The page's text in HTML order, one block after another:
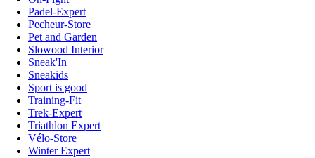
Padel-Expert
Pecheur-Store
Pet and Garden
Slowood Interior
Sneak'In
Sneakids
Sport is good
Training-Fit
Trek-Expert
Triathlon Expert
Vélo-Store
Winter Expert